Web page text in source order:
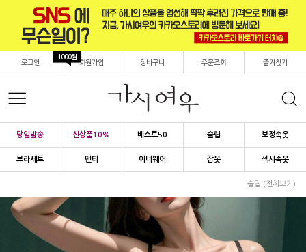
로그인 회원가입
1000원
장바구니 주문조회 즐겨찾기
당일발송 신상품10% 베스트50 슬립 보정속옷
브라세트 팬티 이너웨어 잠옷 섹시속옷
슬립 (전체보기)